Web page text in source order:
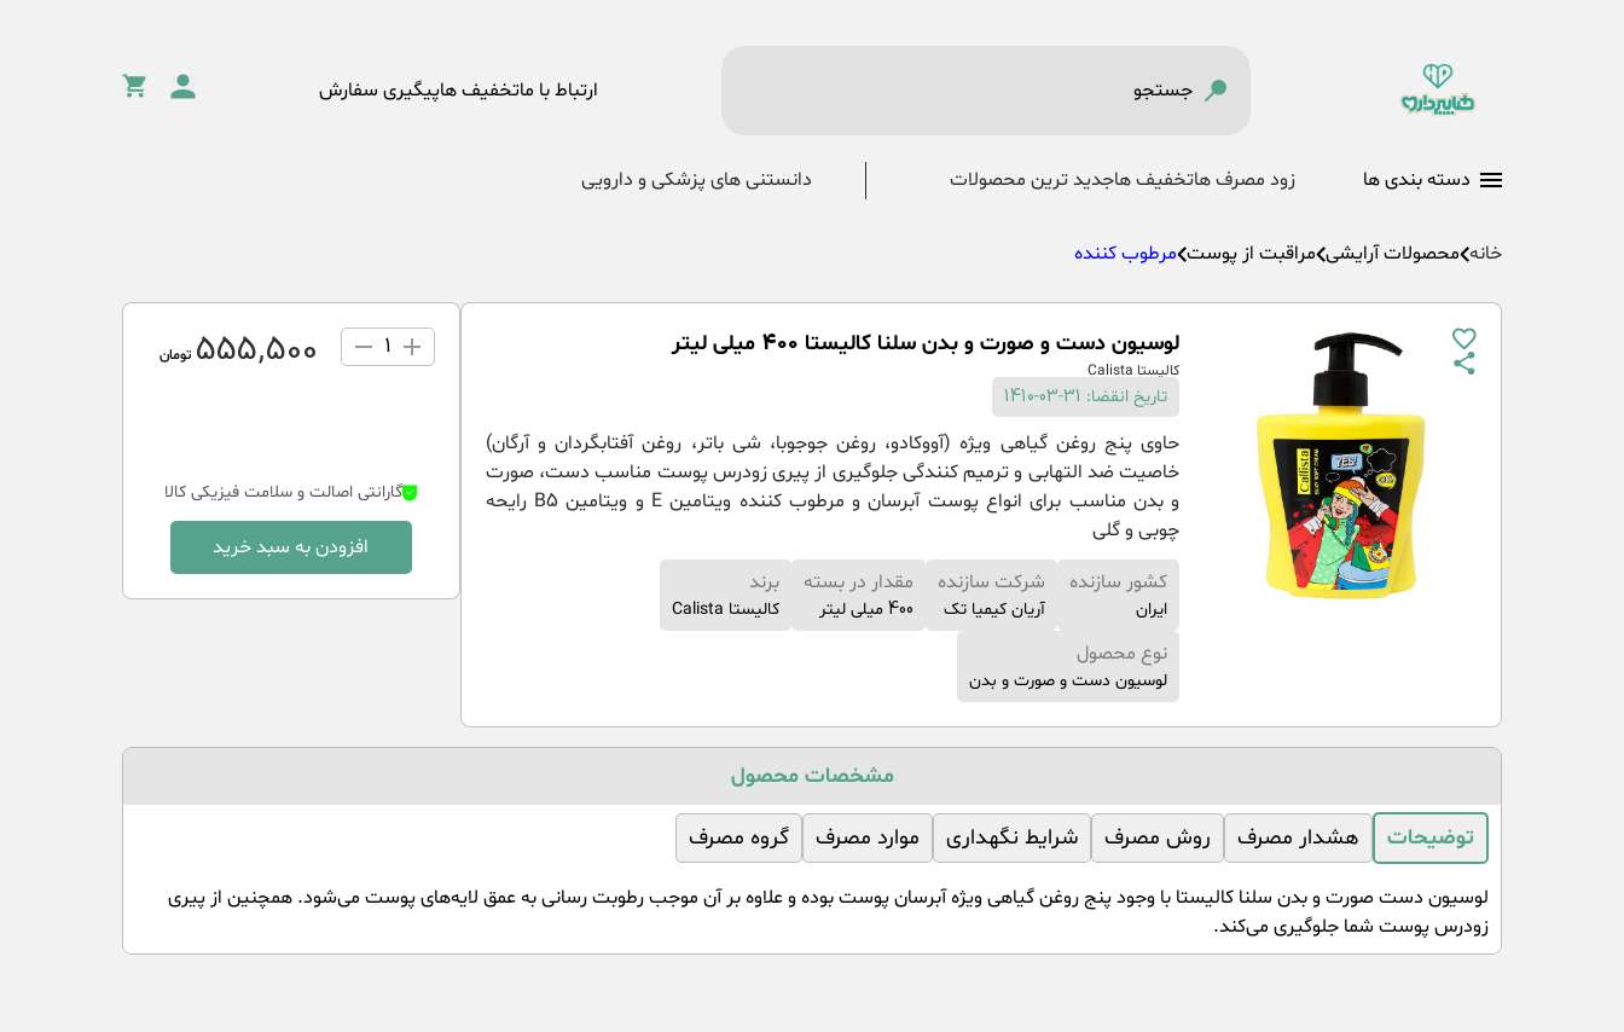
ارتباط با ماتخفیف هاپیگیری سفارش
دسته بندی ها زود مصرف هاتخفیف هاجدید ترین محصولات دانستنی های پزشکی و دارویی
خانه محصولات آرایشی مراقبت از پوست مرطوب کننده
لوسیون دست و صورت و بدن سلنا کالیستا 400 میلی لیتر
کالیستا Calista
تاریخ انقضا: 31-03-1410
حاوی پنج روغن گیاهی ویژه (آووکادو، روغن جوجوبا، شی باتر، روغن آفتابگردان و آرگان)
خاصیت ضد التهابی و ترمیم کنندگی جلوگیری از پیری زودرس پوست مناسب دست، صورت
و بدن مناسب برای انواع پوست آبرسان و مرطوب کننده ویتامین E و ویتامین B5 رایحه
چوبی و گلی
کشور سازنده
ایران
شرکت سازنده
آریان کیمیا تک
مقدار در بسته
400 میلی لیتر
برند
کالیستا Calista
نوع محصول
لوسیون دست و صورت و بدن
1 555٬500 تومان
گارانتی اصالت و سلامت فیزیکی کالا
افزودن به سبد خرید
مشخصات محصول
توضیحات هشدار مصرف روش مصرف شرایط نگهداری موارد مصرف گروه مصرف
لوسیون دست صورت و بدن سلنا کالیستا با وجود پنج روغن گیاهی ویژه آبرسان پوست بوده و علاوه بر آن موجب رطوبت رسانی به عمق لایه‌های پوست می‌شود. همچنین از پیری
زودرس پوست شما جلوگیری می‌کند.